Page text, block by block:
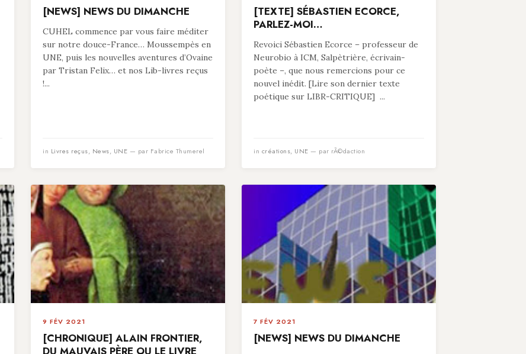
[NEWS] NEWS DU DIMANCHE
CUHEL commence par vous faire méditer
sur notre douce-France… Moussempès en
UNE, puis les nouvelles aventures d’Ovaine
par Tristan Felix… et nos Lib-livres reçus
!...
in Livres reçus, News, UNE — par Fabrice Thumerel
[TEXTE] SÉBASTIEN ECORCE,
PARLEZ-MOI…
Revoici Sébastien Ecorce – professeur de
Neurobio à ICM, Salpètrière, écrivain-
poète –, que nous remercions pour ce
nouvel inédit. [Lire son dernier texte
poétique sur LIBR-CRITIQUE] ...
in créations, UNE — par rÃ©daction
9 FÉV 2021
[CHRONIQUE] ALAIN FRONTIER,
DU MAUVAIS PÈRE OU LE LIVRE
7 FÉV 2021
[NEWS] NEWS DU DIMANCHE